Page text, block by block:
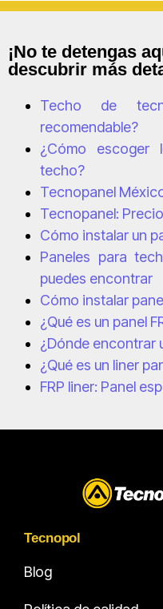
¡No te detengas
descubrir más
Techo de
recomendable?
¿Cómo escoger
techo?
Tecnopanel
Tecnopanel:
Cómo instalar un
Paneles para
puedes encontrar
Cómo instalar
¿Qué es un panel
¿Dónde encontrar
¿Qué es un liner
FRP liner: Panel
Tecnopol
Blog